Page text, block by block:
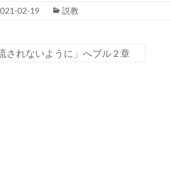
02-19 説教
されないように」へブル 2 章